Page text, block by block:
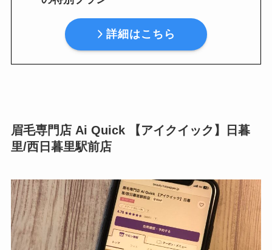
詳細はこちら
眉毛専門店 Ai Quick 【アイクイック】日暮
里/西日暮里駅前店